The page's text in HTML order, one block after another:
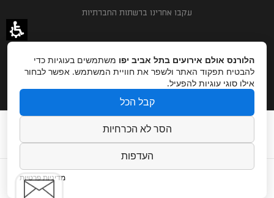
עקבו אחרינו ברשתות החברתיות
אודות גלריה מגזין
קרדיטים לצלמים הצהרת נגישות
Copyright © 2025 Lawrence.
הלורנס אולם אירועים בתל אביב יפו משתמשים בעוגיות כדי
להבטיח תפקוד האתר ולשפר את חוויית המשתמש. אפשר לבחור
אילו סוגי עוגיות להפעיל.
קבל הכל
הסר לא הכרחיות
העדפות
מדיניות פרטיות